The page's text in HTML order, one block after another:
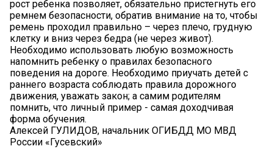
рост ребенка позволяет, обязательно пристегнуть его
ремнем безопасности, обратив внимание на то, чтобы
ремень проходил правильно – через плечо, грудную
клетку и вниз через бедра (не через живот).
Необходимо использовать любую возможность
напомнить ребенку о правилах безопасного
поведения на дороге. Необходимо приучать детей с
раннего возраста соблюдать правила дорожного
движения, уважать закон; а самим родителям
помнить, что личный пример - самая доходчивая
форма обучения.
Алексей ГУЛИДОВ, начальник ОГИБДД МО МВД
России «Гусевский»